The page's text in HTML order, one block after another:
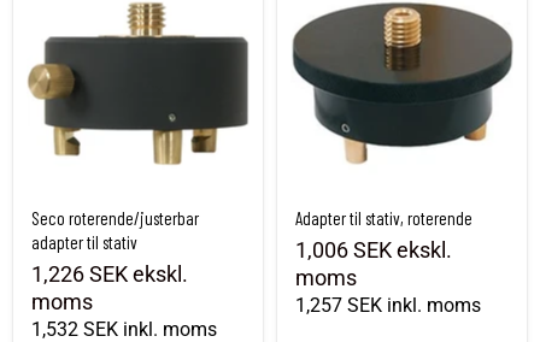
Seco roterende/justerbar
adapter til stativ
1,226 SEKekskl.
moms
1,532 SEK inkl. moms
Adapter til stativ, roterende
1,006 SEKekskl.
moms
1,257 SEK inkl. moms